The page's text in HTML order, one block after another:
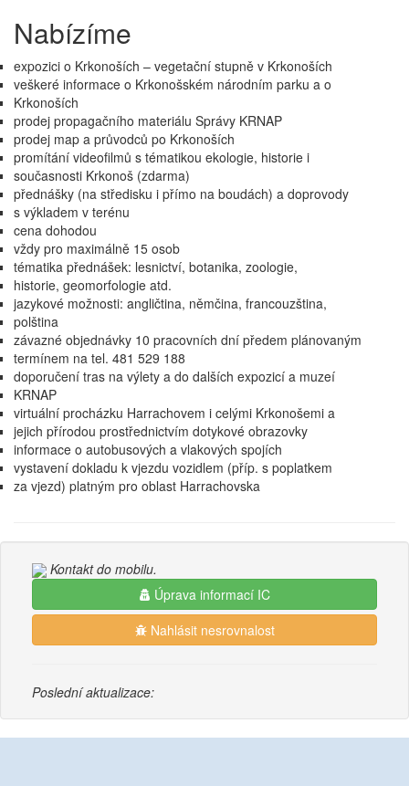
Nabízíme
expozici o Krkonoších – vegetační stupně v Krkonoších
veškeré informace o Krkonošském národním parku a o
Krkonoších
prodej propagačního materiálu Správy KRNAP
prodej map a průvodců po Krkonoších
promítání videofilmů s tématikou ekologie, historie i
současnosti Krkonoš (zdarma)
přednášky (na středisku i přímo na boudách) a doprovody
s výkladem v terénu
cena dohodou
vždy pro maximálně 15 osob
tématika přednášek: lesnictví, botanika, zoologie,
historie, geomorfologie atd.
jazykové možnosti: angličtina, němčina, francouzština,
polština
závazné objednávky 10 pracovních dní předem plánovaným
termínem na tel. 481 529 188
doporučení tras na výlety a do dalších expozicí a muzeí
KRNAP
virtuální procházku Harrachovem i celými Krkonošemi a
jejich přírodou prostřednictvím dotykové obrazovky
informace o autobusových a vlakových spojích
vystavení dokladu k vjezdu vozidlem (příp. s poplatkem
za vjezd) platným pro oblast Harrachovska
Kontakt do mobilu.
Úprava informací IC
Nahlásit nesrovnalost
Poslední aktualizace: